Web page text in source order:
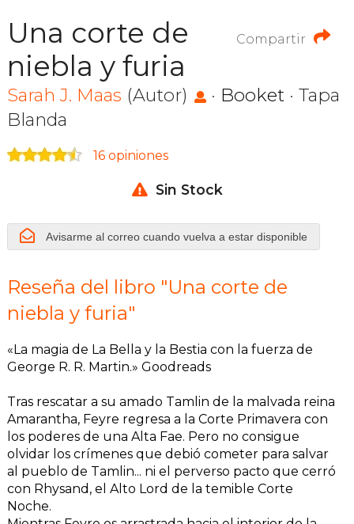
Compartir
Una corte de
niebla y furia
Sarah J. Maas (Autor) · Booket · Tapa
Blanda
16 opiniones
Sin Stock
Avisarme al correo cuando vuelva a estar disponible
Reseña del libro "Una corte de
niebla y furia"
«La magia de La Bella y la Bestia con la fuerza de
George R. R. Martin.» Goodreads
Tras rescatar a su amado Tamlin de la malvada reina
Amarantha, Feyre regresa a la Corte Primavera con
los poderes de una Alta Fae. Pero no consigue
olvidar los crímenes que debió cometer para salvar
al pueblo de Tamlin... ni el perverso pacto que cerró
con Rhysand, el Alto Lord de la temible Corte
Noche.